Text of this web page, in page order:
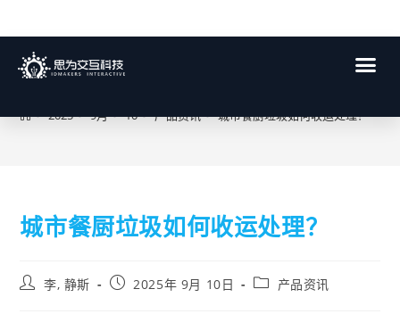
博客
> 2025 > 9月 > 10 > 产品资讯 > 城市餐厨垃圾如何收运处理？
城市餐厨垃圾如何收运处理？
李, 静斯 2025年 9月 10日 产品资讯